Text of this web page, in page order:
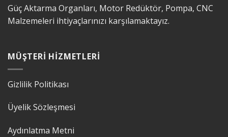
Güç Aktarma Organları, Motor Redüktör, Pompa, CNC
Malzemeleri ihtiyaçlarınızı karşılamaktayız.
MÜŞTERI HIZMETLERI
Gizlilik Politikası
Üyelik Sözleşmesi
Aydınlatma Metni